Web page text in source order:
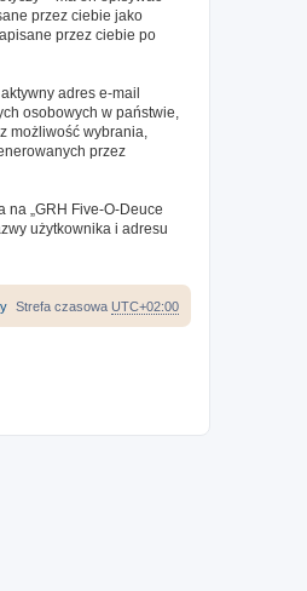
przez ciebie jako
przez ciebie po
adres e-mail
osobowych w państwie,
możliwość wybrania,
przez
na „GRH Five-O-Deuce
użytkownika i adresu
Strefa czasowa UTC+02:00